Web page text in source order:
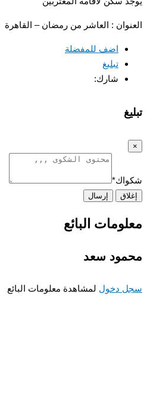
: العاشر من رمضان – القاهرة
اضف للمفضلة
تبليغ
شارك:
*
إرسال
البائع
سعد
دخوللمشاهدة معلومات البائع